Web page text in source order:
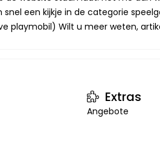
een kijkje in de categorie
playmobil) Wilt u meer weten,
Extras
Angebote